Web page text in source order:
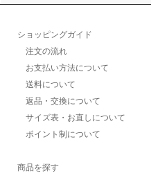
ショッピングガイド
注文の流れ
お支払い方法について
送料について
返品・交換について
サイズ表・お直しについて
ポイント制について
商品を探す